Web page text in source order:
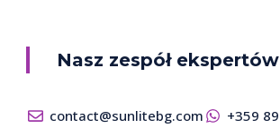
Nasz zespół
contact@sunlitebg.com
+359